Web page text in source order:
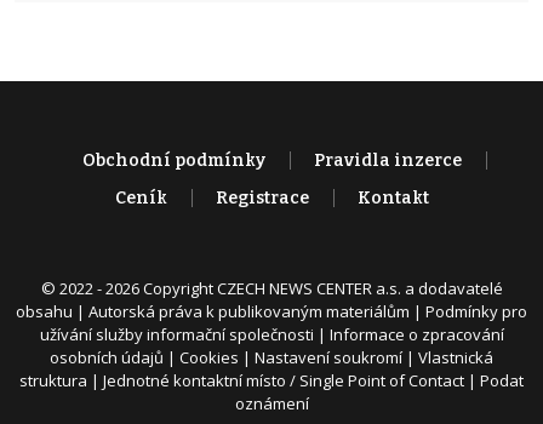
Obchodní podmínky
Pravidla inzerce
Ceník
Registrace Kontakt
© 2022 - 2026 Copyright CZECH NEWS CENTER a.s. a dodavatelé
obsahu | Autorská práva k publikovaným materiálům | Podmínky pro
užívání služby informační společnosti | Informace o zpracování
osobních údajů | Cookies | Nastavení soukromí | Vlastnická
struktura | Jednotné kontaktní místo / Single Point of Contact | Podat
oznámení